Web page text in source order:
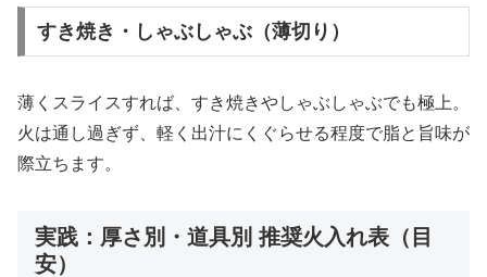
すき焼き・しゃぶしゃぶ（薄切り）
薄くスライスすれば、すき焼きやしゃぶしゃぶでも極上。
火は通し過ぎず、軽く出汁にくぐらせる程度で脂と旨味が
際立ちます。
実践：厚さ別・道具別 推奨火入れ表（目
安）